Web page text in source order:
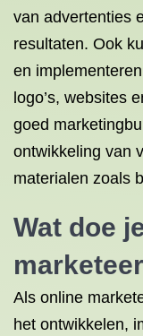
van advertenties
resultaten. Ook
en
logo’s, websites
goed
ontwikkeling van
materialen zoals
Wat doe
Als online
het ontwikkelen,